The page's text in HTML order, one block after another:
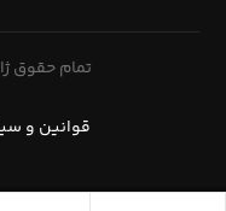
تمام حقوق
قوانین و